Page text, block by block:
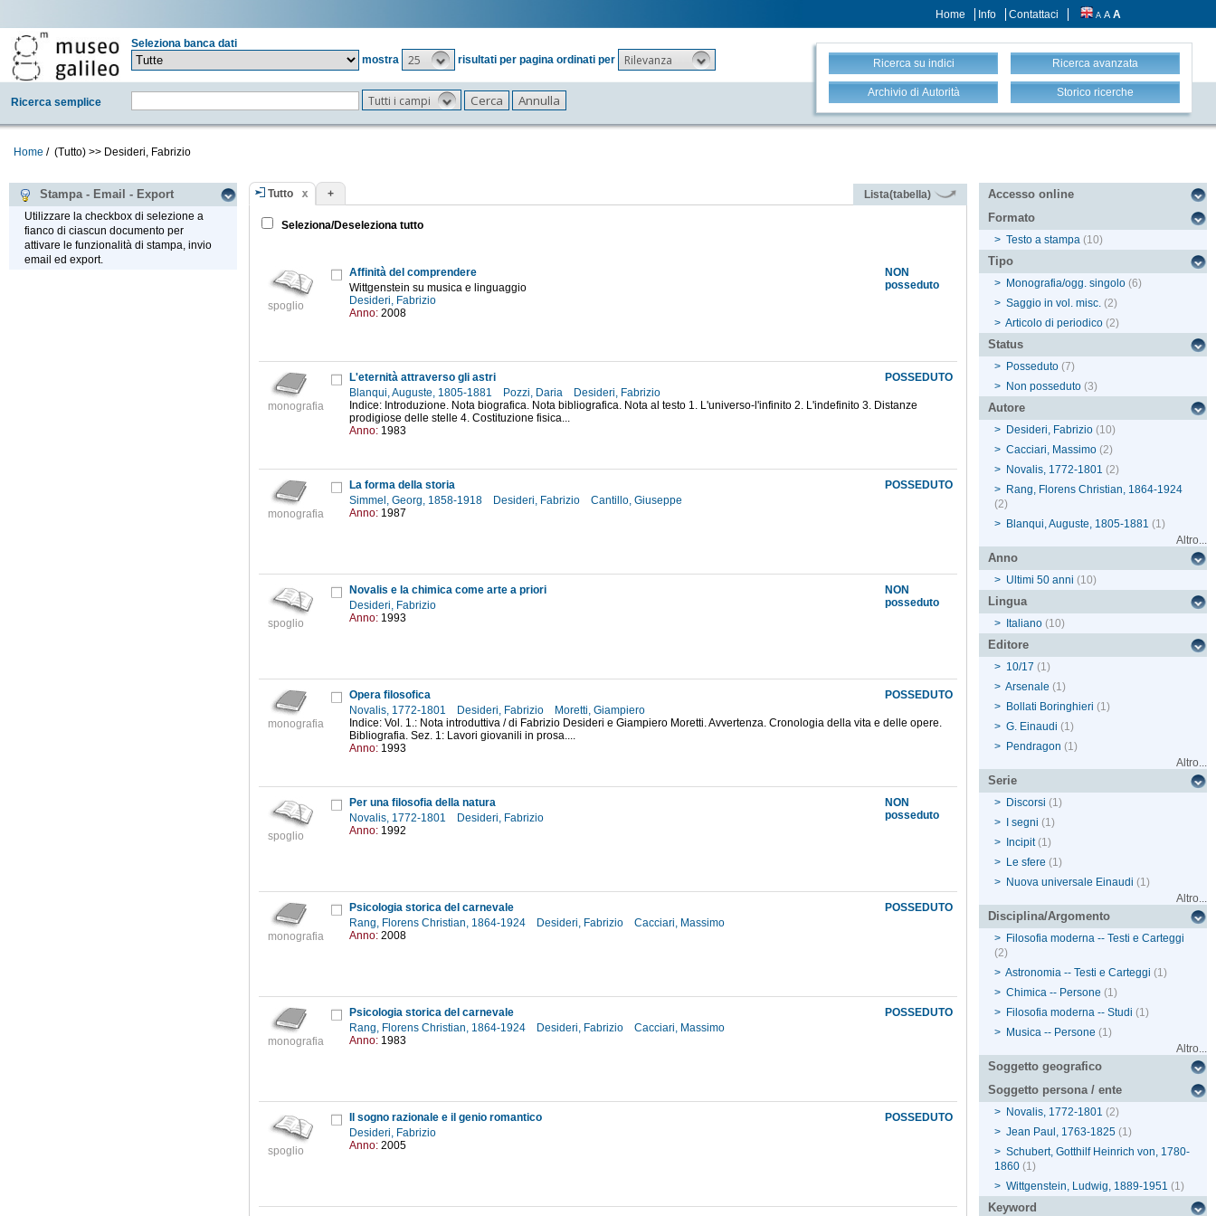
Home Info Contattaci A A A
Seleziona banca dati
mostra
25 risultati per pagina ordinati per Rilevanza
Ricerca semplice Tutti i campi
Ricerca su indici Ricerca avanzata
Archivio di Autorità Storico ricerche
Home / (Tutto) >> Desideri, Fabrizio
Stampa - Email - Export
Utilizzare la checkbox di selezione a
fianco di ciascun documento per
attivare le funzionalità di stampa, invio
email ed export.
Tutto + Lista(tabella)
Seleziona/Deseleziona tutto
spoglio
NON
posseduto
Affinità del comprendere
Wittgenstein su musica e linguaggio
Desideri, Fabrizio
Anno: 2008
monografia
POSSEDUTO
L'eternità attraverso gli astri
Blanqui, Auguste, 1805-1881
Pozzi, Daria
Desideri, Fabrizio
Indice: Introduzione. Nota biografica. Nota bibliografica. Nota al testo 1. L'universo-l'infinito 2. L'indefinito 3. Distanze
prodigiose delle stelle 4. Costituzione fisica...
Anno: 1983
monografia
POSSEDUTO
La forma della storia
Simmel, Georg, 1858-1918
Desideri, Fabrizio
Cantillo, Giuseppe
Anno: 1987
spoglio
NON
posseduto
Novalis e la chimica come arte a priori
Desideri, Fabrizio
Anno: 1993
monografia
POSSEDUTO
Opera filosofica
Novalis, 1772-1801
Desideri, Fabrizio
Moretti, Giampiero
Indice: Vol. 1.: Nota introduttiva / di Fabrizio Desideri e Giampiero Moretti. Avvertenza. Cronologia della vita e delle opere.
Bibliografia. Sez. 1: Lavori giovanili in prosa....
Anno: 1993
spoglio
NON
posseduto
Per una filosofia della natura
Novalis, 1772-1801
Desideri, Fabrizio
Anno: 1992
monografia
POSSEDUTO
Psicologia storica del carnevale
Rang, Florens Christian, 1864-1924
Desideri, Fabrizio
Cacciari, Massimo
Anno: 2008
monografia
POSSEDUTO
Psicologia storica del carnevale
Rang, Florens Christian, 1864-1924
Desideri, Fabrizio
Cacciari, Massimo
Anno: 1983
spoglio
POSSEDUTO
Il sogno razionale e il genio romantico
Desideri, Fabrizio
Anno: 2005
Accesso online
Formato
> Testo a stampa (10)
Tipo
> Monografia/ogg. singolo (6)
> Saggio in vol. misc. (2)
> Articolo di periodico (2)
Status
> Posseduto (7)
> Non posseduto (3)
Autore
> Desideri, Fabrizio (10)
> Cacciari, Massimo (2)
> Novalis, 1772-1801 (2)
> Rang, Florens Christian, 1864-1924
(2)
> Blanqui, Auguste, 1805-1881 (1)
Altro...
Anno
> Ultimi 50 anni (10)
Lingua
> Italiano (10)
Editore
> 10/17 (1)
> Arsenale (1)
> Bollati Boringhieri (1)
> G. Einaudi (1)
> Pendragon (1)
Altro...
Serie
> Discorsi (1)
>
I segni (1)
>
Incipit (1)
> Le sfere (1)
> Nuova universale Einaudi (1)
Altro...
Disciplina/Argomento
> Filosofia moderna -- Testi e Carteggi
(2)
> Astronomia -- Testi e Carteggi (1)
> Chimica -- Persone (1)
> Filosofia moderna -- Studi (1)
> Musica -- Persone (1)
Altro...
Soggetto geografico
Soggetto persona / ente
> Novalis, 1772-1801 (2)
> Jean Paul, 1763-1825 (1)
> Schubert, Gotthilf Heinrich von, 1780-
1860 (1)
> Wittgenstein, Ludwig, 1889-1951 (1)
Keyword